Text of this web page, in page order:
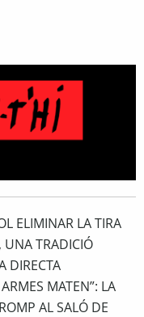
ELIMINAR LA TIRA
UNA TRADICIÓ
DIRECTA
MATEN”: LA
AL SALÓ DE